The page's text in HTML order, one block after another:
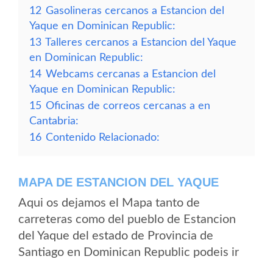
12 Gasolineras cercanos a Estancion del
Yaque en Dominican Republic:
13 Talleres cercanos a Estancion del Yaque
en Dominican Republic:
14 Webcams cercanas a Estancion del
Yaque en Dominican Republic:
15 Oficinas de correos cercanas a en
Cantabria:
16 Contenido Relacionado:
MAPA DE ESTANCION DEL YAQUE
Aqui os dejamos el Mapa tanto de
carreteras como del pueblo de Estancion
del Yaque del estado de Provincia de
Santiago en Dominican Republic podeis ir